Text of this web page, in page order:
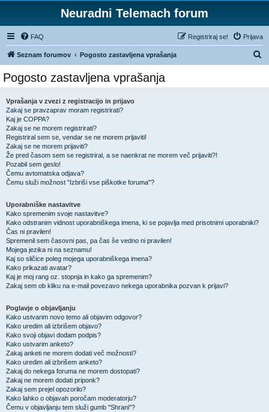
Neuradni Telemach forum
FAQ Prijava
Registriraj se!
Seznam forumov Pogosto zastavljena vprašanja
Pogosto zastavljena vprašanja
Vprašanja v zvezi z registracijo in prijavo
Zakaj se pravzaprav moram registrirati?
Kaj je COPPA?
Zakaj se ne morem registrirati?
Registriral sem se, vendar se ne morem prijaviti!
Zakaj se ne morem prijaviti?
Že pred časom sem se registriral, a se naenkrat ne morem več prijaviti?!
Pozabil sem geslo!
Čemu avtomatska odjava?
Čemu služi možnost "Izbriši vse piškotke foruma"?
Uporabniške nastavitve
Kako spremenim svoje nastavitve?
Kako odstranim vidnost uporabniškega imena, ki se pojavlja med prisotnimi uporabniki?
Čas ni pravilen!
Spremenil sem časovni pas, pa čas še vedno ni pravilen!
Mojega jezika ni na seznamu!
Kaj so sličice poleg mojega uporabniškega imena?
Kako prikazati avatar?
Kaj je moj rang oz. stopnja in kako ga spremenim?
Zakaj sem ob kliku na e-mail povezavo nekega uporabnika pozvan k prijavi?
Poglavje o objavljanju
Kako ustvarim novo temo ali objavim odgovor?
Kako uredim ali izbrišem objavo?
Kako svoji objavi dodam podpis?
Kako ustvarim anketo?
Zakaj anketi ne morem dodati več možnosti?
Kako uredim ali izbrišem anketo?
Zakaj do nekega foruma ne morem dostopati?
Zakaj ne morem dodati priponk?
Zakaj sem prejel opozorilo?
Kako lahko o objavah poročam moderatorju?
Čemu v objavljanju tem služi gumb "Shrani"?